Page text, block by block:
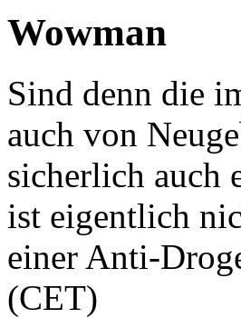
Wowman
Sind denn die
auch von
sicherlich auch
ist eigentlich
einer Anti-
(CET)